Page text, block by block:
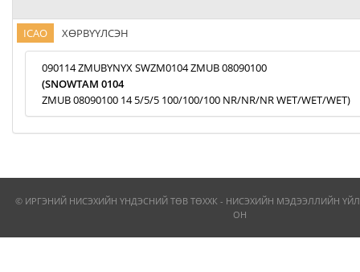
ICAO ХӨРВҮҮЛСЭН
090114 ZMUBYNYX SWZM0104 ZMUB 08090100
(SNOWTAM 0104
ZMUB 08090100 14 5/5/5 100/100/100 NR/NR/NR WET/WET/WET)
© ИРГЭНИЙ НИСЭХИЙН ҮНДЭСНИЙ ТӨВ ТӨХХК - НИСЭХИЙН МЭДЭЭЛЛИЙН
ОН